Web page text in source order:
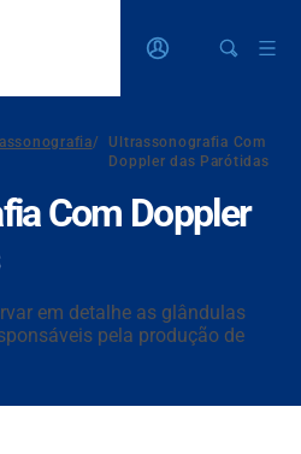
/
Ultrassonografia Com
Doppler das Parótidas
Com Doppler
em detalhe as glândulas
pela produção de